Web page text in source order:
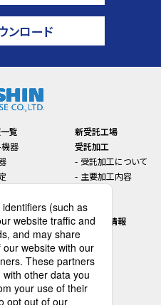
ンロード
覧
機器
料
ン／オンライン機
エンジニアリング
新受託工場
受託加工
受託加工について
主要加工内容
セミナー
先端技術情報
ド
せ